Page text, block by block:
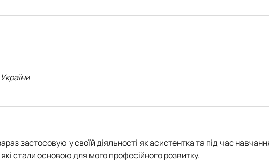
застосовую у своїй діяльності як асистентка та під час
стали основою для мого професійного розвитку.